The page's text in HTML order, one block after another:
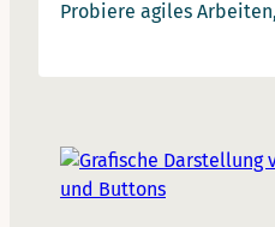
Probiere agiles